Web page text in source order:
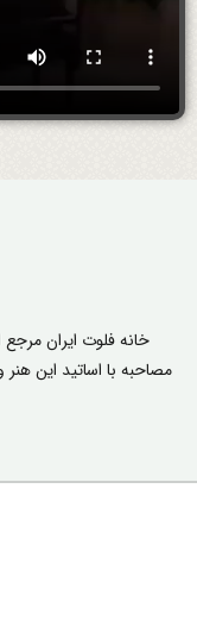
خانه فلوت ایران
مصاحبه با اساتید این